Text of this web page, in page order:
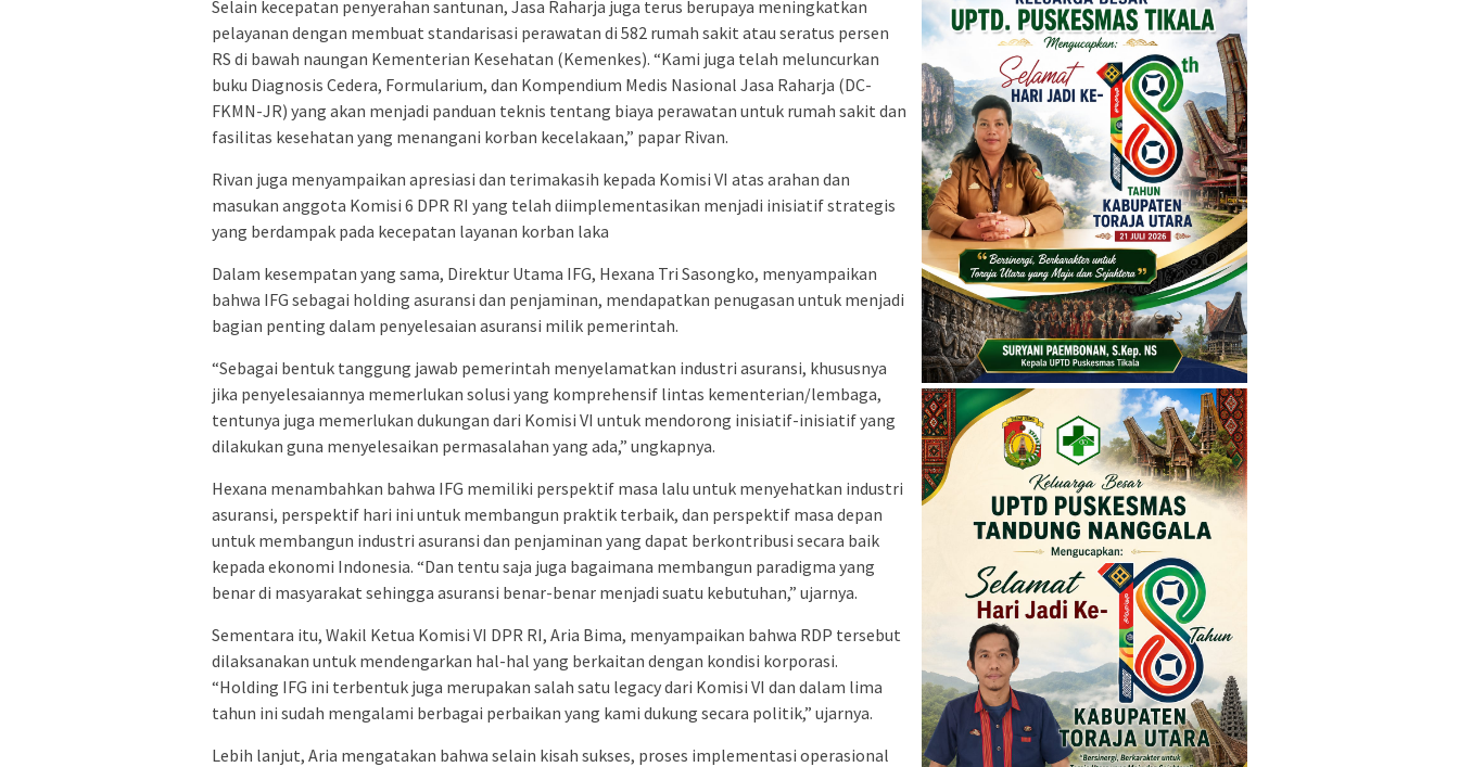
Selain kecepatan penyerahan santunan, Jasa Raharja juga terus berupaya meningkatkan
pelayanan dengan membuat standarisasi perawatan di 582 rumah sakit atau seratus persen
RS di bawah naungan Kementerian Kesehatan (Kemenkes). “Kami juga telah meluncurkan
buku Diagnosis Cedera, Formularium, dan Kompendium Medis Nasional Jasa Raharja (DC-
FKMN-JR) yang akan menjadi panduan teknis tentang biaya perawatan untuk rumah sakit dan
fasilitas kesehatan yang menangani korban kecelakaan,” papar Rivan.
Rivan juga menyampaikan apresiasi dan terimakasih kepada Komisi VI atas arahan dan
masukan anggota Komisi 6 DPR RI yang telah diimplementasikan menjadi inisiatif strategis
yang berdampak pada kecepatan layanan korban laka
Dalam kesempatan yang sama, Direktur Utama IFG, Hexana Tri Sasongko, menyampaikan
bahwa IFG sebagai holding asuransi dan penjaminan, mendapatkan penugasan untuk menjadi
bagian penting dalam penyelesaian asuransi milik pemerintah.
“Sebagai bentuk tanggung jawab pemerintah menyelamatkan industri asuransi, khususnya
jika penyelesaiannya memerlukan solusi yang komprehensif lintas kementerian/lembaga,
tentunya juga memerlukan dukungan dari Komisi VI untuk mendorong inisiatif-inisiatif yang
dilakukan guna menyelesaikan permasalahan yang ada,” ungkapnya.
Hexana menambahkan bahwa IFG memiliki perspektif masa lalu untuk menyehatkan industri
asuransi, perspektif hari ini untuk membangun praktik terbaik, dan perspektif masa depan
untuk membangun industri asuransi dan penjaminan yang dapat berkontribusi secara baik
kepada ekonomi Indonesia. “Dan tentu saja juga bagaimana membangun paradigma yang
benar di masyarakat sehingga asuransi benar-benar menjadi suatu kebutuhan,” ujarnya.
Sementara itu, Wakil Ketua Komisi VI DPR RI, Aria Bima, menyampaikan bahwa RDP tersebut
dilaksanakan untuk mendengarkan hal-hal yang berkaitan dengan kondisi korporasi.
“Holding IFG ini terbentuk juga merupakan salah satu legacy dari Komisi VI dan dalam lima
tahun ini sudah mengalami berbagai perbaikan yang kami dukung secara politik,” ujarnya.
Lebih lanjut, Aria mengatakan bahwa selain kisah sukses, proses implementasi operasional